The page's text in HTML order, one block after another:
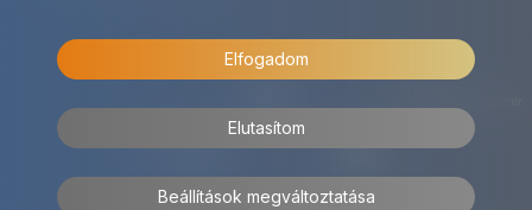
Elfogadom
Elutasítom
Beállítások megváltoztatása